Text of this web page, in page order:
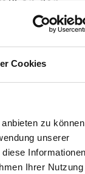
Cookies
zu können
unserer
Informationen
Ihrer Nutzung
Die
darauf